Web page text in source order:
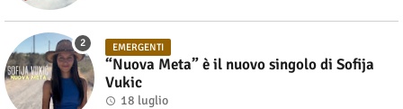
EMERGENTI
“Nuova Meta” è il nuovo singolo di Sofija
Vukic
18 luglio